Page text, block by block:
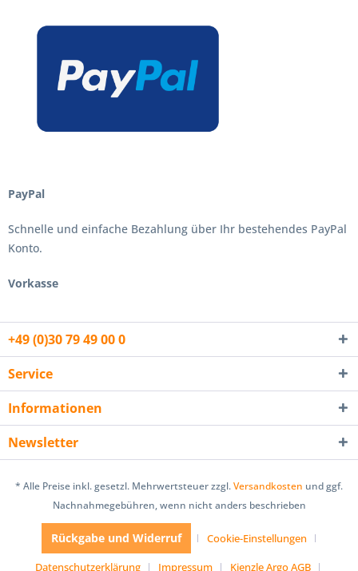
PayPal
Schnelle und einfache Bezahlung über Ihr bestehendes PayPal
Konto.
Vorkasse
+49 (0)30 79 49 00 0
Service
Informationen
Newsletter
* Alle Preise inkl. gesetzl. Mehrwertsteuer zzgl.Versandkosten und ggf.
Nachnahmegebühren, wenn nicht anders beschrieben
Rückgabe und Widerruf
Cookie-Einstellungen
Datenschutzerklärung
Impressum Kienzle Argo AGB